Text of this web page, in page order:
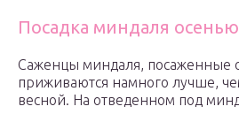
Посадка миндаля осенью
Саженцы миндаля, посаженные
приживаются намного лучше,
весной. На отведенном под